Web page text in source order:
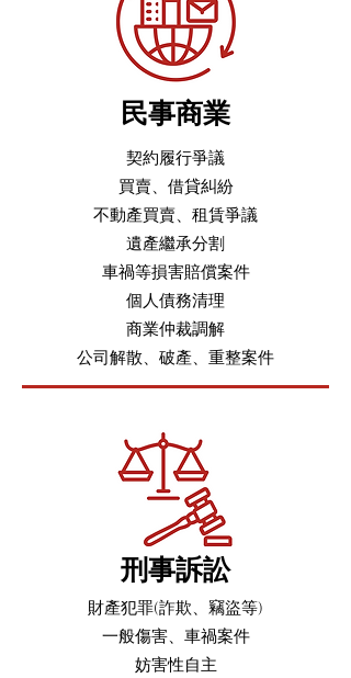
民事商業
契約履行爭議
買賣、借貸糾紛
不動產買賣、租賃爭議
遺產繼承分割
車禍等損害賠償案件
個人債務清理
商業仲裁調解
公司解散、破產、重整案件
刑事訴訟
財產犯罪(詐欺、竊盜等)
一般傷害、車禍案件
妨害性自主